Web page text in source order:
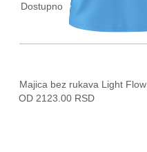
Dostupno
Majica bez rukava Light Flow
OD 2123.00 RSD